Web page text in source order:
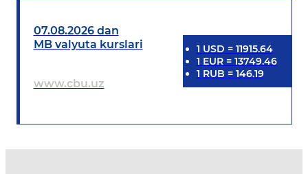
07.08.2026 dan
MB valyuta kurslari
www.cbu.uz
1 USD = 11915.64
1 EUR= 13749.46
1 RUB = 146.19